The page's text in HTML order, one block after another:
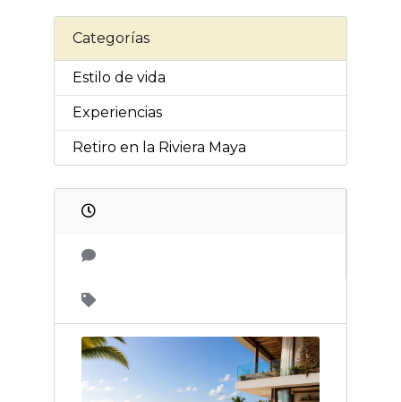
Categorías
Estilo de vida
Experiencias
Retiro en la Riviera Maya